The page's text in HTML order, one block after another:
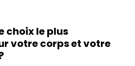
choix le plus
votre corps et votre